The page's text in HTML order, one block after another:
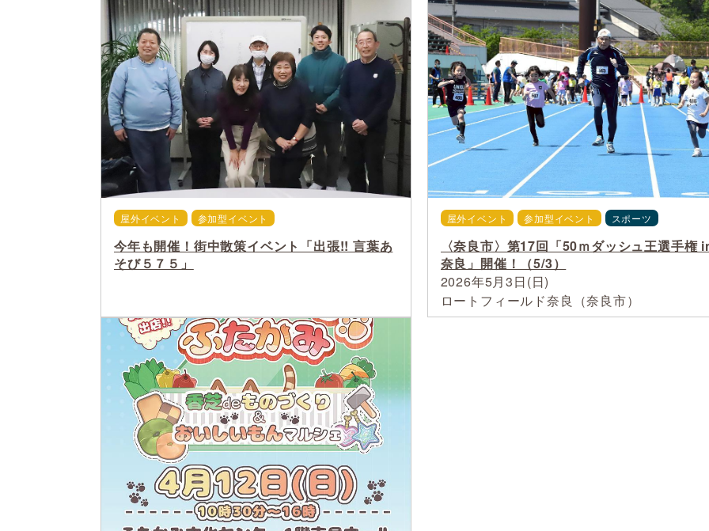
屋外イベント 参加型イベント
今年も開催！街中散策イベント「出張!! 言葉あ
そび５７５」
屋外イベント 参加型イベント スポーツ
〈奈良市〉第17回「50ｍダッシュ王選手権
奈良」開催！（5/3）
2026年5月3日(日)
ロートフィールド奈良（奈良市）